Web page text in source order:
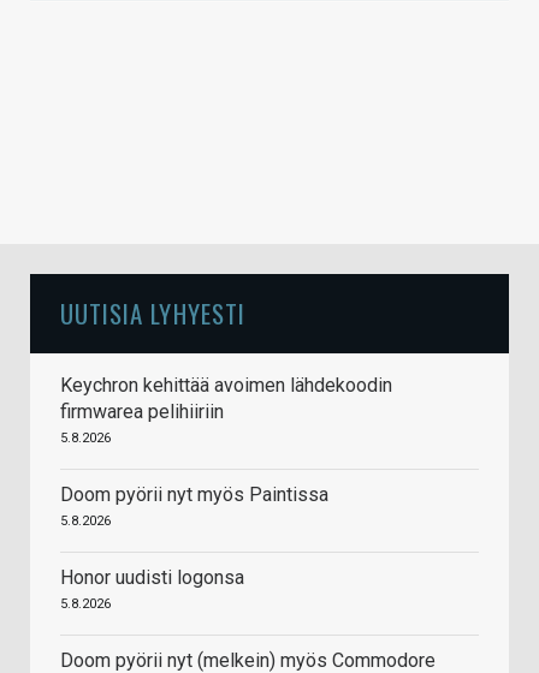
UUTISIA LYHYESTI
Keychron kehittää avoimen lähdekoodin
firmwarea pelihiiriin
5.8.2026
Doom pyörii nyt myös Paintissa
5.8.2026
Honor uudisti logonsa
5.8.2026
Doom pyörii nyt (melkein) myös Commodore